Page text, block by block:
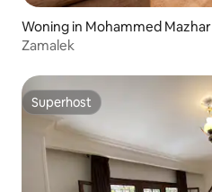
Woning in Mohammed Mazhar
Zamalek
Superhost
Superhost